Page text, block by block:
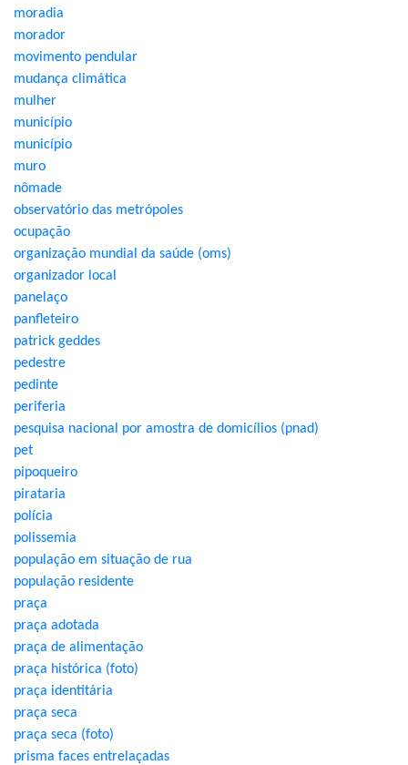
moradia
morador
movimento pendular
mudança climática
mulher
município
município
muro
nômade
observatório das metrópoles
ocupação
organização mundial da saúde (oms)
organizador local
panelaço
panfleteiro
patrick geddes
pedestre
pedinte
periferia
pesquisa nacional por amostra de domicílios (pnad)
pet
pipoqueiro
pirataria
polícia
polissemia
população em situação de rua
população residente
praça
praça adotada
praça de alimentação
praça histórica (foto)
praça identitária
praça seca
praça seca (foto)
prisma faces entrelaçadas